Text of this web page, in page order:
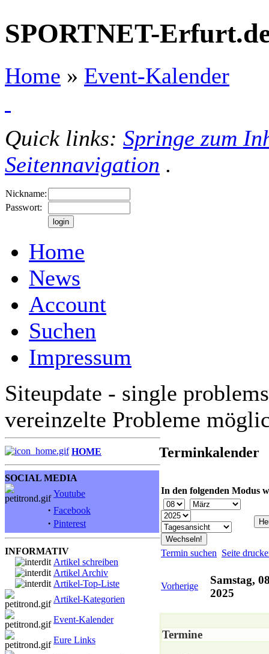
SPORTNET-
Home » Event-Kalender
Quick links: Springe zum
Seitennavigation .
Nickname:
Passwort:
Home
News
Account
Suchen
Impressum
Siteupdate - single
vereinzelte Probleme
HOME
SOCIAL MEDIA
Youtube
· Facebook
· Pinterest
INFORMATIV
Artikel schreiben
Artikel Archiv
Artikel-Top-Liste
Artikel-Kategorien
Event-Kalender
Eure Links
Terminkalender
In den folgenden Modus
Termin suchen Seite
Vorherige
Samstag,
2025
Termine